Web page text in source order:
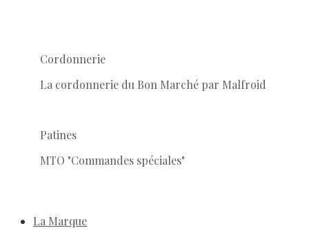
Cordonnerie
La cordonnerie du Bon Marché par Malfroid
Patines
MTO "Commandes spéciales"
La Marque